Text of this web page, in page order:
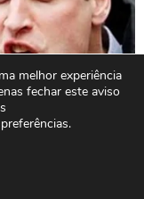
melhor experiência
fechar este aviso